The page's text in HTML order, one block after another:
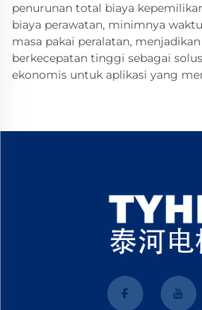
penurunan total biaya
biaya perawatan, minimnya
masa pakai peralatan,
berkecepatan tinggi sebagai
ekonomis untuk aplikasi yang